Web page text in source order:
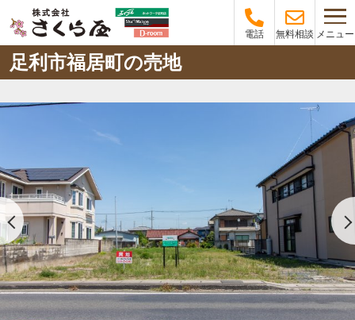
電話 無料相談 メニュー
足利市福居町の売地